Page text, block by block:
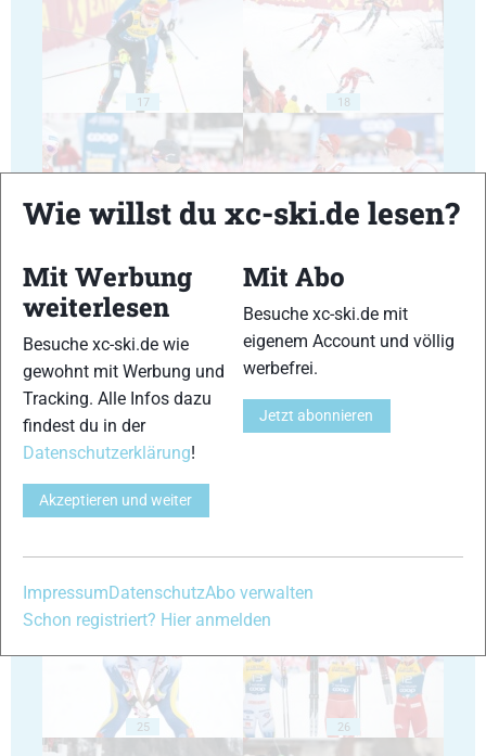
17 18
22
25 26
Wie willst du xc-ski.de lesen?
Mit Werbung
weiterlesen
Besuche xc-ski.de wie
gewohnt mit Werbung und
Tracking. Alle Infos dazu
findest du in der
Datenschutzerklärung!
Akzeptieren und weiter
Mit Abo
Besuche xc-ski.de mit
eigenem Account und völlig
werbefrei.
Jetzt abonnieren
ImpressumDatenschutzAbo verwalten
Schon registriert? Hier anmelden